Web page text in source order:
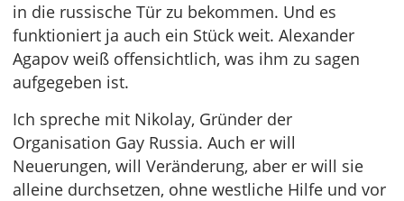
in die russische Tür zu bekommen. Und es
funktioniert ja auch ein Stück weit. Alexander
Agapov weiß offensichtlich, was ihm zu sagen
aufgegeben ist.
Ich spreche mit Nikolay, Gründer der
Organisation Gay Russia. Auch er will
Neuerungen, will Veränderung, aber er will sie
alleine durchsetzen, ohne westliche Hilfe und vor